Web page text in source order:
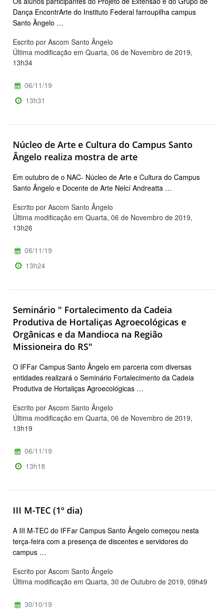
Dança EncontrArte do Instituto Federal farroupilha campus
Santo Ângelo …
Escrito por Ascom Santo Ângelo
Última modificação em Quarta, 06 de Novembro de 2019,
13h34
06/11/19
13h31
Núcleo de Arte e Cultura do Campus Santo
Ângelo realiza mostra de arte
Em outubro de o NAC- Núcleo de Arte e Cultura do Campus
Santo Ângelo e Docente de Arte Nelcí Andreatta …
Escrito por Ascom Santo Ângelo
Última modificação em Quarta, 06 de Novembro de 2019,
13h26
06/11/19
13h24
Seminário " Fortalecimento da Cadeia
Produtiva de Hortaliças Agroecológicas e
Orgânicas e da Mandioca na Região
Missioneira do RS"
O IFFar Campus Santo Ângelo em parceria com diversas
entidades realizará o Seminário Fortalecimento da Cadeia
Produtiva de Hortaliças Agroecológicas …
Escrito por Ascom Santo Ângelo
Última modificação em Quarta, 06 de Novembro de 2019,
13h19
06/11/19
13h18
III M-TEC (1º dia)
A III M-TEC do IFFar Campus Santo Ângelo começou nesta
terça-feira com a presença de discentes e servidores do
campus …
Escrito por Ascom Santo Ângelo
Última modificação em Quarta, 30 de Outubro de 2019, 09h49
30/10/19